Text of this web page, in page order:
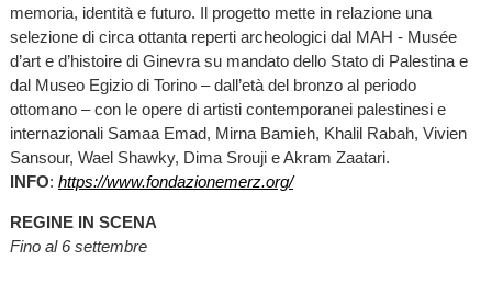
memoria, identità e futuro. Il progetto mette in relazione una
selezione di circa ottanta reperti archeologici dal MAH - Musée
d’art e d’histoire di Ginevra su mandato dello Stato di Palestina e
dal Museo Egizio di Torino – dall’età del bronzo al periodo
ottomano – con le opere di artisti contemporanei palestinesi e
internazionali Samaa Emad, Mirna Bamieh, Khalil Rabah, Vivien
Sansour, Wael Shawky, Dima Srouji e Akram Zaatari.
INFO: https://www.fondazionemerz.org/
REGINE IN SCENA
Fino al 6 settembre